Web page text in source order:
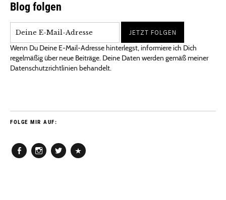
Blog folgen
Wenn Du Deine E-Mail-Adresse hinterlegst, informiere ich Dich
regelmäßig über neue Beiträge. Deine Daten werden gemäß meiner
Datenschutzrichtlinien behandelt.
FOLGE MIR AUF: